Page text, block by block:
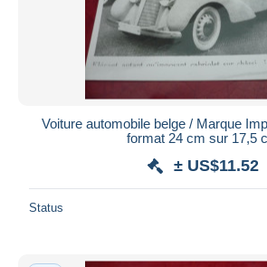
Voiture automobile belge / Marque
format 24 cm sur 17,5
± US$11.52
Status